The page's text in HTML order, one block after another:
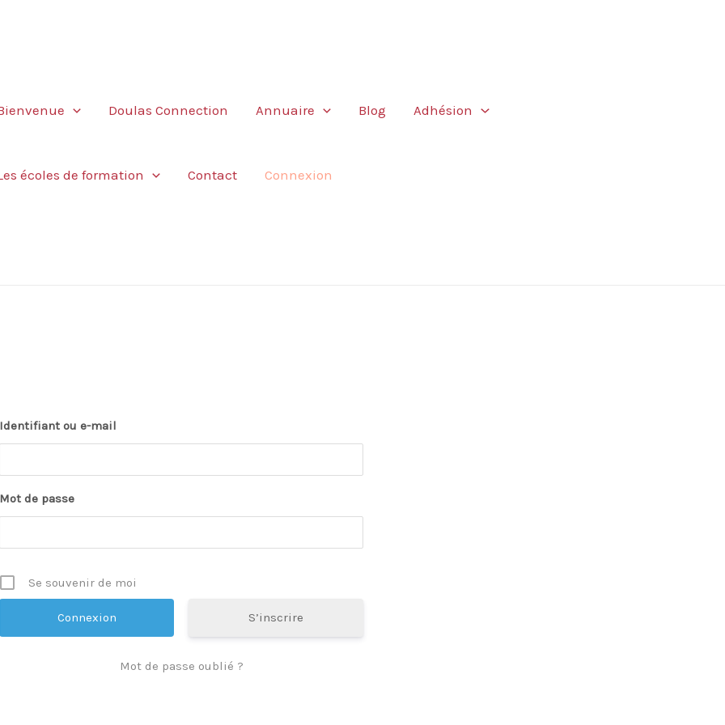
Doulas Connection Annuaire Blog Adhésion
écoles de formation Contact Connexion
Identifiant ou e-mail
Mot de passe
Se souvenir de moi
S’inscrire
Mot de passe oublié ?